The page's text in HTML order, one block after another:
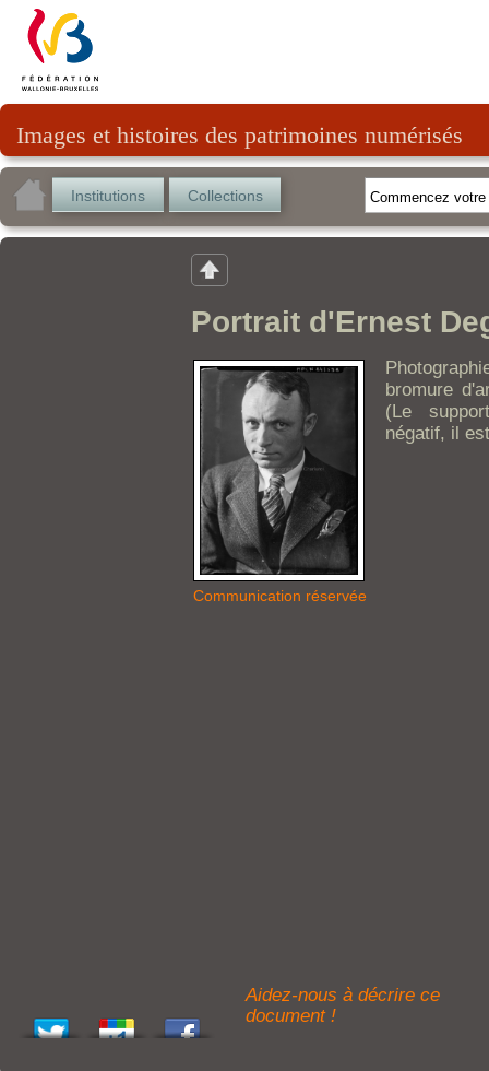
Images et histoires des patrimoines numérisés
Institutions Collections
Portrait d'Ernest
Communication réservée
bromure
(Le
négatif, il
Aidez-nous à décrire ce
document !